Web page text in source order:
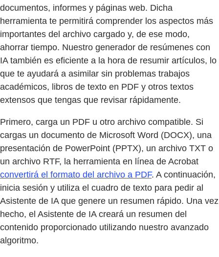
documentos, informes y páginas web. Dicha
herramienta te permitirá comprender los aspectos más
importantes del archivo cargado y, de ese modo,
ahorrar tiempo. Nuestro generador de resúmenes con
IA también es eficiente a la hora de resumir artículos, lo
que te ayudará a asimilar sin problemas trabajos
académicos, libros de texto en PDF y otros textos
extensos que tengas que revisar rápidamente.
Primero, carga un PDF u otro archivo compatible. Si
cargas un documento de Microsoft Word (DOCX), una
presentación de PowerPoint (PPTX), un archivo TXT o
un archivo RTF, la herramienta en línea de Acrobat
convertirá el formato del archivo a PDF. A continuación,
inicia sesión y utiliza el cuadro de texto para pedir al
Asistente de IA que genere un resumen rápido. Una vez
hecho, el Asistente de IA creará un resumen del
contenido proporcionado utilizando nuestro avanzado
algoritmo.